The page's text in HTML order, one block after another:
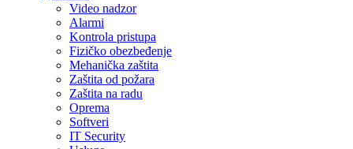
Video nadzor
Alarmi
Kontrola pristupa
Fizičko obezbeđenje
Mehanička zaštita
Zaštita od požara
Zaštita na radu
Oprema
Softveri
IT Security